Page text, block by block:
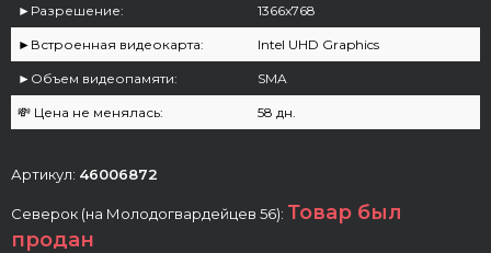
►Разрешение: 1366x768
►Встроенная видеокарта: Intel UHD Graphics
►Объем видеопамяти: SMA
💸 Цена не менялась: 58 дн.
Артикул: 46006872
Северок (на Молодогвардейцев 56): Товар был
продан